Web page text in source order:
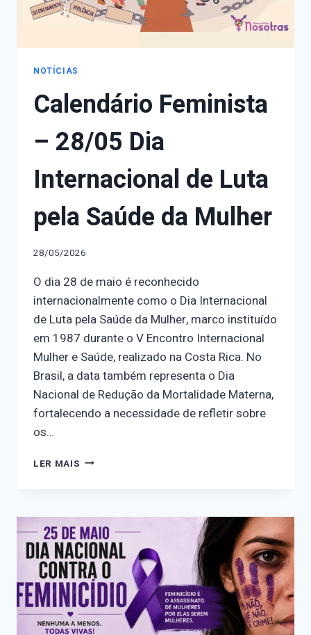
NOTÍCIAS
Calendário Feminista
– 28/05 Dia
Internacional de Luta
pela Saúde da Mulher
28/05/2026
O dia 28 de maio é reconhecido
internacionalmente como o Dia Internacional
de Luta pela Saúde da Mulher, marco instituído
em 1987 durante o V Encontro Internacional
Mulher e Saúde, realizado na Costa Rica. No
Brasil, a data também representa o Dia
Nacional de Redução da Mortalidade Materna,
fortalecendo a necessidade de refletir sobre
os…
LER MAIS CALENDÁRIO
DIA
INTERNACIONAL
DE
LUTA
PELA
SAÚDE
DA
MULHER